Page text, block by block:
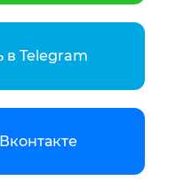
в Telegram